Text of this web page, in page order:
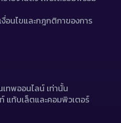
อนไขและกฎกติกาของการ
ทพออนไลน์ เท่านั้น
แท้บเล็ตและคอมพิวเตอร์